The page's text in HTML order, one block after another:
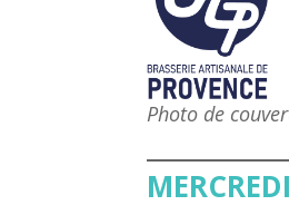
Photo de